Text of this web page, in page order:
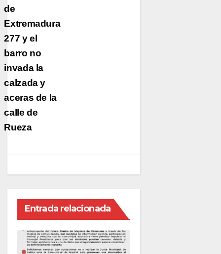
de
Extremadura
277 y el
barro no
invada la
calzada y
aceras de la
calle de
Rueza
Entrada relacionada